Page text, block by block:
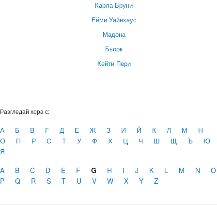
Карла Бруни
Ейми Уайнхаус
Мадона
Бьорк
Кейти Пери
Разгледай хора с:
А Б В Г Д Е Ж З И Й К Л М
Н
О
П Р С Т У Ф Х Ц Ч Ш Щ Ъ
Ю
Я
A
B C D E F G H I J K L M N
O
P
Q R S T U V W X Y Z